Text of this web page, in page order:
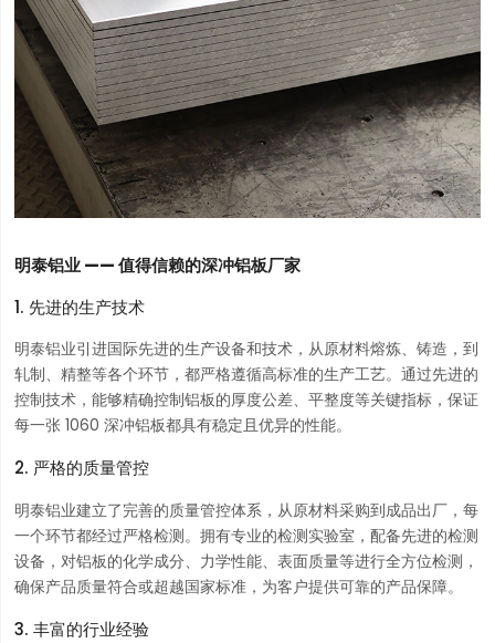
明泰铝业 —— 值得信赖的深冲铝板厂家
1. 先进的生产技术
明泰铝业引进国际先进的生产设备和技术，从原材料熔炼、铸造，到
轧制、精整等各个环节，都严格遵循高标准的生产工艺。通过先进的
控制技术，能够精确控制铝板的厚度公差、平整度等关键指标，保证
每一张 1060 深冲铝板都具有稳定且优异的性能。
2. 严格的质量管控
明泰铝业建立了完善的质量管控体系，从原材料采购到成品出厂，每
一个环节都经过严格检测。拥有专业的检测实验室，配备先进的检测
设备，对铝板的化学成分、力学性能、表面质量等进行全方位检测，
确保产品质量符合或超越国家标准，为客户提供可靠的产品保障。
3. 丰富的行业经验